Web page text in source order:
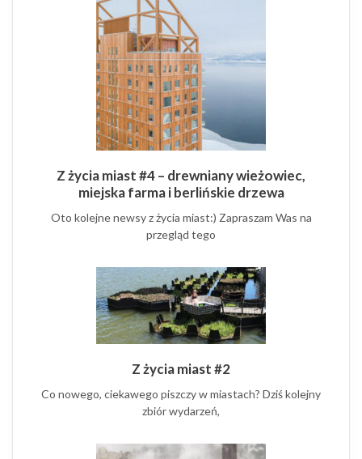
Z życia miast #4 – drewniany wieżowiec,
miejska farma i berlińskie drzewa
Oto kolejne newsy z życia miast:) Zapraszam Was na
przegląd tego
Z życia miast #2
Co nowego, ciekawego piszczy w miastach? Dziś kolejny
zbiór wydarzeń,